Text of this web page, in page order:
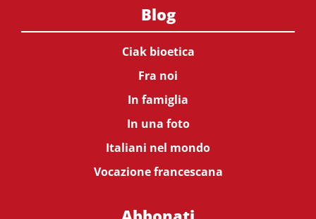
Blog
Ciak bioetica
Fra noi
In famiglia
In una foto
Italiani nel mondo
Vocazione francescana